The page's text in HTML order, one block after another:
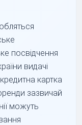
посвідчення
видачі
картка
зазвичай
можуть